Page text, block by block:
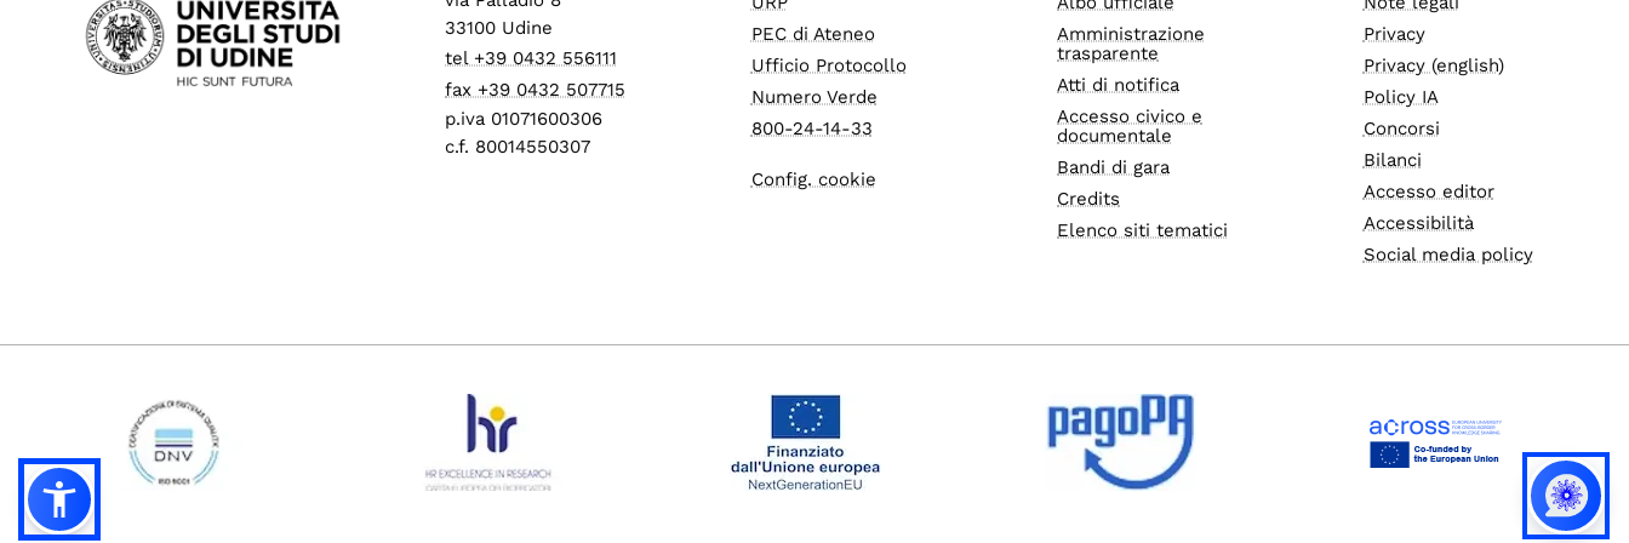
33100 Udine
tel +39 0432 556111
fax +39 0432 507715
p.iva 01071600306
c.f. 80014550307
PEC di Ateneo
Ufficio Protocollo
Numero Verde
800-24-14-33
Config. cookie
Amministrazione
trasparente
Atti di notifica
Accesso civico e
documentale
Bandi di gara
Credits
Elenco siti tematici
Privacy
Privacy (english)
Policy IA
Concorsi
Bilanci
Accesso editor
Accessibilità
Social media policy